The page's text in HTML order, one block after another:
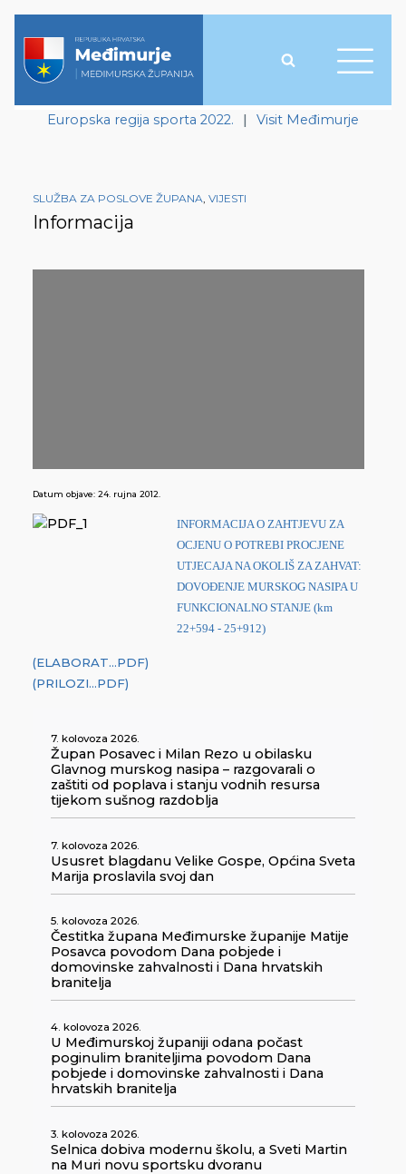
Europska regija sporta 2022. | Visit Međimurje
SLUŽBA ZA POSLOVE ŽUPANA, VIJESTI
Informacija
Datum objave: 24. rujna 2012.
INFORMACIJA O ZAHTJEVU ZA
OCJENU O POTREBI PROCJENE
UTJECAJA NA OKOLIŠ ZA ZAHVAT:
DOVOĐENJE MURSKOG NASIPA U
FUNKCIONALNO STANJE (km
22+594 - 25+912)
(ELABORAT...PDF)
(PRILOZI...PDF)
7. kolovoza 2026.
Župan Posavec i Milan Rezo u obilasku
Glavnog murskog nasipa – razgovarali o
zaštiti od poplava i stanju vodnih resursa
tijekom sušnog razdoblja
7. kolovoza 2026.
Ususret blagdanu Velike Gospe, Općina Sveta
Marija proslavila svoj dan
5. kolovoza 2026.
Čestitka župana Međimurske županije Matije
Posavca povodom Dana pobjede i
domovinske zahvalnosti i Dana hrvatskih
branitelja
4. kolovoza 2026.
U Međimurskoj županiji odana počast
poginulim braniteljima povodom Dana
pobjede i domovinske zahvalnosti i Dana
hrvatskih branitelja
3. kolovoza 2026.
Selnica dobiva modernu školu, a Sveti Martin
na Muri novu sportsku dvoranu